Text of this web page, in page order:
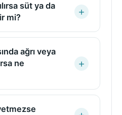
süt ya da
mi?
ağrı veya
ne